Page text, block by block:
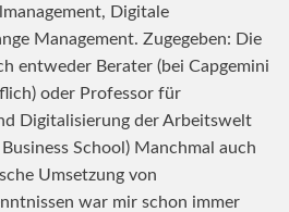
Digitale
Management. Zugegeben: Die
entweder Berater (bei Capgemini
oder Professor für
Digitalisierung der Arbeitswelt
School) Manchmal auch
Umsetzung von
war mir schon immer